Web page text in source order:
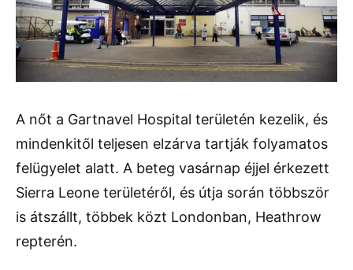
A nőt a Gartnavel Hospital területén kezelik, és
mindenkitől teljesen elzárva tartják folyamatos
felügyelet alatt. A beteg vasárnap éjjel érkezett
Sierra Leone területéről, és útja során többször
is átszállt, többek közt Londonban, Heathrow
repterén.